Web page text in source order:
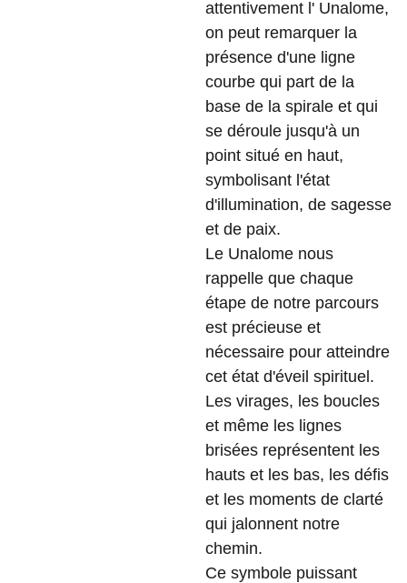
attentivement l' Unalome,
on peut remarquer la
présence d'une ligne
courbe qui part de la
base de la spirale et qui
se déroule jusqu'à un
point situé en haut,
symbolisant l'état
d'illumination, de sagesse
et de paix.
Le Unalome nous
rappelle que chaque
étape de notre parcours
est précieuse et
nécessaire pour atteindre
cet état d'éveil spirituel.
Les virages, les boucles
et même les lignes
brisées représentent les
hauts et les bas, les défis
et les moments de clarté
qui jalonnent notre
chemin.
Ce symbole puissant